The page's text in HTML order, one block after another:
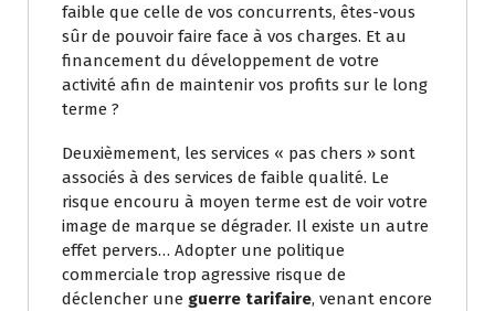
faible que celle de vos concurrents, êtes-vous
sûr de pouvoir faire face à vos charges. Et au
financement du développement de votre
activité afin de maintenir vos profits sur le long
terme ?
Deuxièmement, les services « pas chers » sont
associés à des services de faible qualité. Le
risque encouru à moyen terme est de voir votre
image de marque se dégrader. Il existe un autre
effet pervers… Adopter une politique
commerciale trop agressive risque de
déclencher une guerre tarifaire, venant encore